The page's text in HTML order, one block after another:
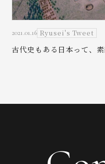
2021.01.16 Ryusei's Tweet
古代史もある日本って、素